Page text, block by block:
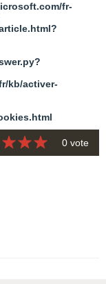
fr-
kb/activer-
0 vote